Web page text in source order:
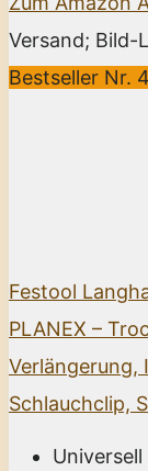
Versand; Bild-
Bestseller Nr. 4
Festool
PLANEX –
Verlängerung,
Schlauchclip,